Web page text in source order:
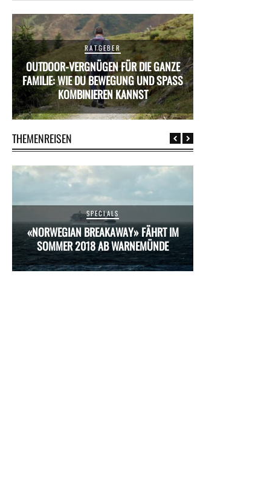
RATGEBER
OUTDOOR-VERGNÜGEN FÜR DIE GANZE
FAMILIE: WIE DU BEWEGUNG UND SPASS K
OMBINIEREN KANNST
THEMENREISEN
SPECIALS
«NORWEGIAN BREAKAWAY» FÄHRT IM
SOMMER 2018 AB WARNEMÜNDE